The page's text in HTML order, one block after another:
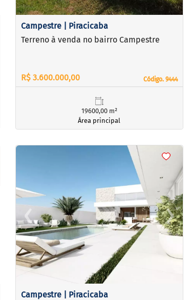
Campestre | Piracicaba
Código. 9444
Código. 9444
Terreno à venda no bairro Campestre
R$ 3.600.000,00
19600,00 m²
Área principal
<
‹Previous ›Next
Campestre | Piracicaba